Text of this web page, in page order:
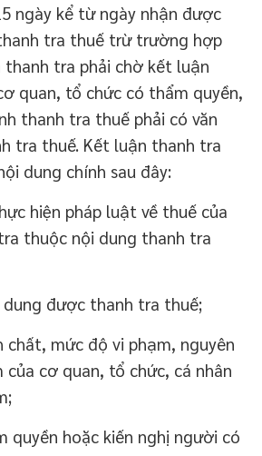
ngày kể từ ngày nhận được
tra thuế trừ trường hợp
tra phải chờ kết luận
quan, tổ chức có thẩm quyền,
thanh tra thuế phải có văn
tra thuế. Kết luận thanh tra
dung chính sau đây:
hiện pháp luật về thuế của
thuộc nội dung thanh tra
dung được thanh tra thuế;
chất, mức độ vi phạm, nguyên
của cơ quan, tổ chức, cá nhân
quyền hoặc kiến nghị người có